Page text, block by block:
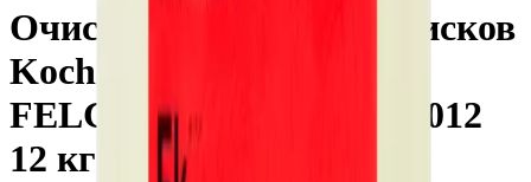
Очиститель колесных дисков
Koch Chemie
FELGENREINIGER-K 6012
12 кг